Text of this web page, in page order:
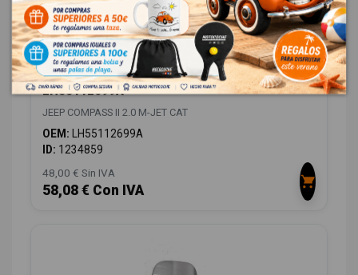
PASO RUEDA DELANTERO IZQUIERDO
LH55112699A
JEEP COMPASS II 2.0 M-JET CAT
OEM: LH55112699A
ID: 1234859
48,00 € Sin IVA
58,08 € Con IVA